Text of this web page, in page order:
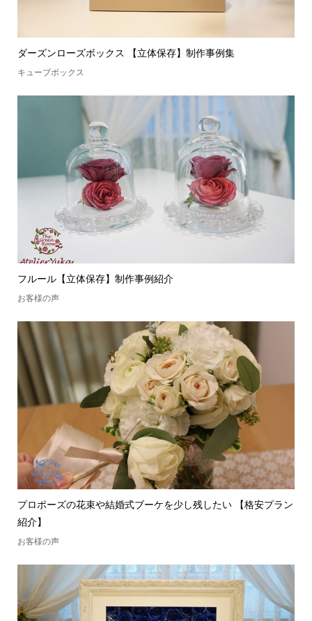
ダーズンローズボックス 【立体保存】制作事例集
キューブボックス
フルール【立体保存】制作事例紹介
お客様の声
プロポーズの花束や結婚式ブーケを少し残したい 【格安プラン
紹介】
お客様の声